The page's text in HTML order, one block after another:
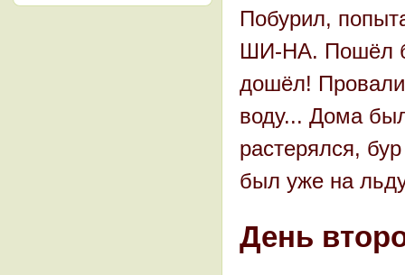
Побурил,
ШИ-НА. Пошёл
дошёл!
воду... Дома
растерялся,
был уже на
День